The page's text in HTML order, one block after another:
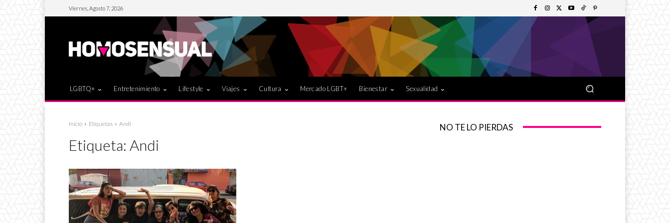
Viernes, Agosto 7, 2026
LGBTQ+ Entretenimiento Lifestyle Viajes Cultura Mercado LGBT+ Bienestar Sexualidad
Inicio Etiquetas Andi
Etiqueta: Andi
NO TE LO PIERDAS